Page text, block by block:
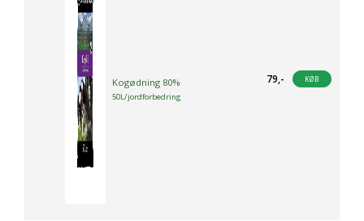
Kogødning 80%
50L/jordforbedring
79,- KØB